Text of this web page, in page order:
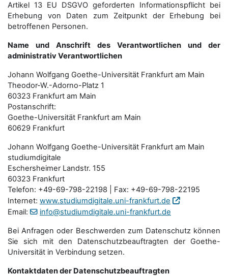
Artikel 13 EU DSGVO geforderten Informationspflicht bei
Erhebung von Daten zum Zeitpunkt der Erhebung bei
betroffenen Personen.
Name und Anschrift des Verantwortlichen und der
administrativ Verantwortlichen
Johann Wolfgang Goethe-Universität Frankfurt am Main
Theodor-W.-Adorno-Platz 1
60323 Frankfurt am Main
Postanschrift:
Goethe-Universität Frankfurt am Main
60629 Frankfurt
Johann Wolfgang Goethe-Universität Frankfurt am Main
studiumdigitale
Eschersheimer Landstr. 155
60323 Frankfurt
Telefon: +49-69-798-22198 | Fax: +49-69-798-22195
Internet: www.studiumdigitale.uni-frankfurt.de
Email:
info@studiumdigitale.uni-frankfurt.de
Bei Anfragen oder Beschwerden zum Datenschutz können
Sie sich mit den Datenschutz­beauftragten der Goethe-
Universität in Verbindung setzen.
Kontaktdaten der Datenschutzbeauftragten